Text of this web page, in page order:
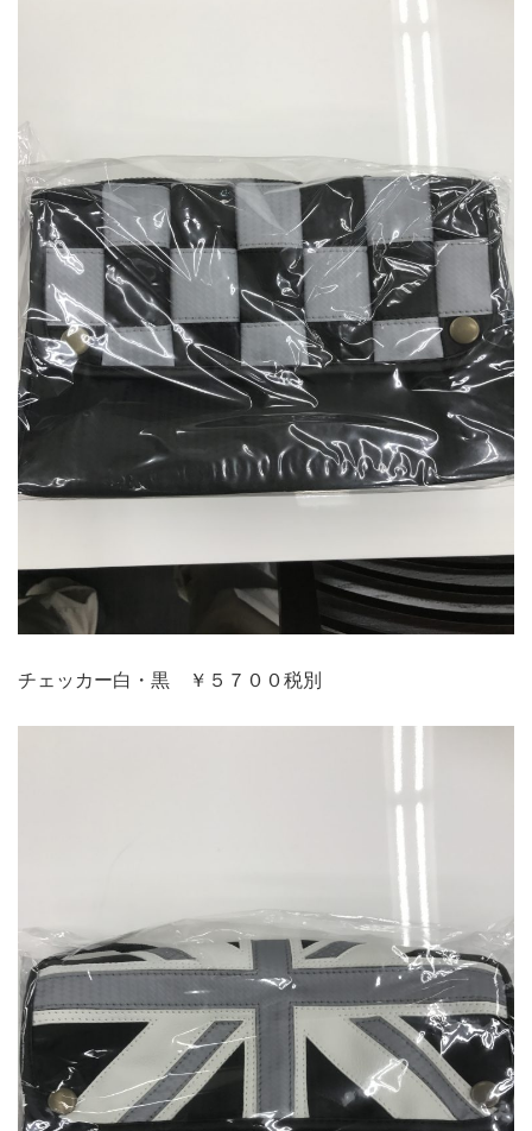
チェッカー白・黒 ￥５７００税別